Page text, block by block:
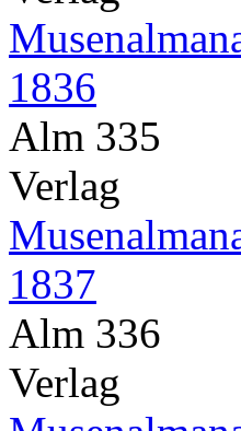
1836
Alm 335
Verlag
1837
Alm 336
Verlag